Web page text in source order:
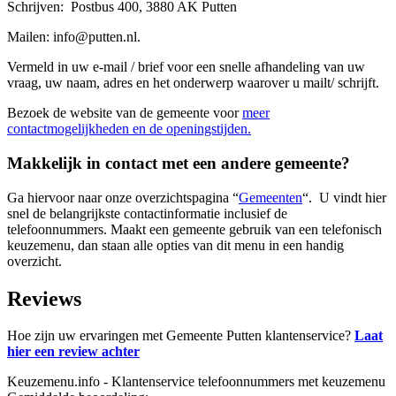
Schrijven: Postbus 400, 3880 AK Putten
Mailen: info@putten.nl.
Vermeld in uw e-mail / brief voor een snelle afhandeling van uw
vraag, uw naam, adres en het onderwerp waarover u mailt/ schrijft.
Bezoek de website van de gemeente voormeer
contactmogelijkheden en de openingstijden.
Makkelijk in contact met een andere gemeente?
Ga hiervoor naar onze overzichtspagina “Gemeenten“. U vindt hier
snel de belangrijkste contactinformatie inclusief de
telefoonnummers. Maakt een gemeente gebruik van een telefonisch
keuzemenu, dan staan alle opties van dit menu in een handig
overzicht.
Reviews
Hoe zijn uw ervaringen met Gemeente Putten klantenservice? Laat
hier een review achter
Keuzemenu.info - Klantenservice telefoonnummers met keuzemenu